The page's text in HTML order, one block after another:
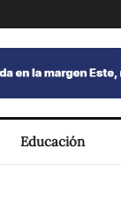
Educación